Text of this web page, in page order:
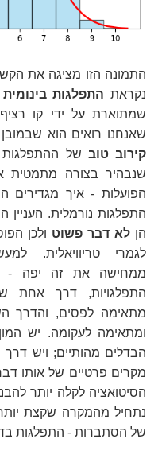
התמונה הזו מציגה את
נקראת התפלגות בינומית
שמתוארת על ידי קו
שאנחנו רואים הוא
קירוב טוב של ההתפלגות
שנבהיר בצורה מתמטית
הפועלות - איך מגדירים
התפלגות נורמלית.
הןלא דבר פשוט ולכן
לגמרי טריוויאלית.
ממחישה את זה יפה -
התפלגויות, דרך אחת
מתאימה לפסים, והדרך
ומתאימה לעקומה. יש
הבדלים מהותיים; ויש
מקרים פרטיים של אותו
הסיטואציה לקלה יותר
נתחיל מהמקרה שקצת
של הסתברות - התפלגות